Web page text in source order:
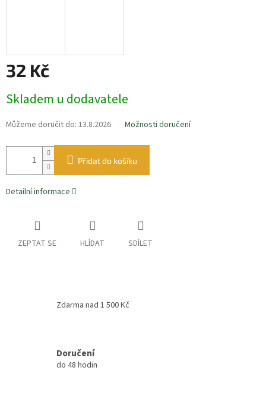
32 Kč
cena:
Skladem u dodavatele
Můžeme doručit do: 13.8.2026 Možnosti doručení
Přidat do košíku
Detailní informace
ZEPTAT SE HLÍDAT SDÍLET
Zdarma nad 1 500 Kč
Doručení
do 48 hodin